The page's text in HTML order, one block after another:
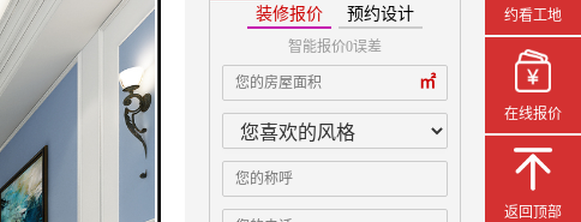
约看工地
在线报价
返回顶部
装修报价 预约设计
智能报价0误差
㎡
本案设计师
免费预